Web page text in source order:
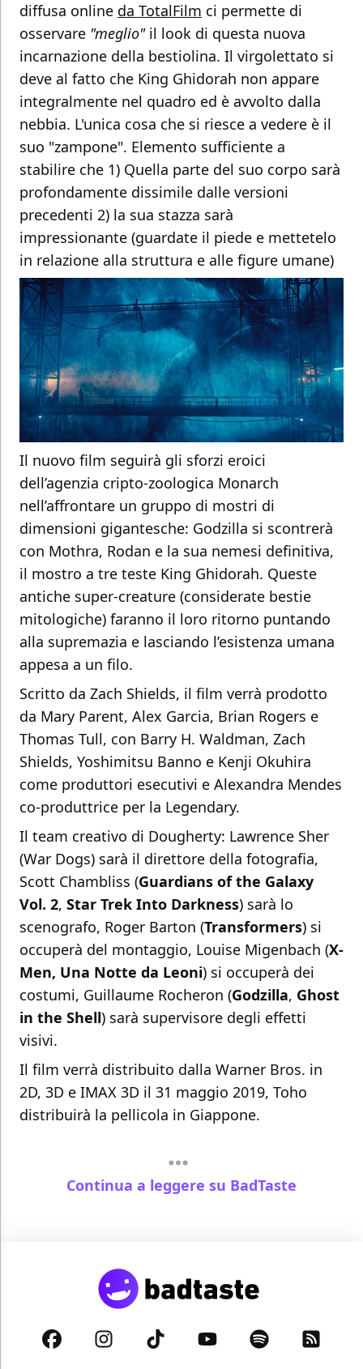
diffusa online da TotalFilm ci permette di
osservare "meglio"il look di questa nuova
incarnazione della bestiolina. Il virgolettato si
deve al fatto che King Ghidorah non appare
integralmente nel quadro ed è avvolto dalla
nebbia. L'unica cosa che si riesce a vedere è il
suo "zampone". Elemento sufficiente a
stabilire che 1) Quella parte del suo corpo sarà
profondamente dissimile dalle versioni
precedenti 2) la sua stazza sarà
impressionante (guardate il piede e mettetelo
in relazione alla struttura e alle figure umane)
Il nuovo film seguirà gli sforzi eroici
dell’agenzia cripto-zoologica Monarch
nell’affrontare un gruppo di mostri di
dimensioni gigantesche: Godzilla si scontrerà
con Mothra, Rodan e la sua nemesi definitiva,
il mostro a tre teste King Ghidorah. Queste
antiche super-creature (considerate bestie
mitologiche) faranno il loro ritorno puntando
alla supremazia e lasciando l’esistenza umana
appesa a un filo.
Scritto da Zach Shields, il film verrà prodotto
da Mary Parent, Alex Garcia, Brian Rogers e
Thomas Tull, con Barry H. Waldman, Zach
Shields, Yoshimitsu Banno e Kenji Okuhira
come produttori esecutivi e Alexandra Mendes
co-produttrice per la Legendary.
Il team creativo di Dougherty: Lawrence Sher
(War Dogs) sarà il direttore della fotografia,
Scott Chambliss (Guardians of the Galaxy
Vol. 2, Star Trek Into Darkness) sarà lo
scenografo, Roger Barton (Transformers) si
occuperà del montaggio, Louise Migenbach (X-
Men, Una Notte da Leoni) si occuperà dei
costumi, Guillaume Rocheron (Godzilla, Ghost
in the Shell) sarà supervisore degli effetti
visivi.
Il film verrà distribuito dalla Warner Bros. in
2D, 3D e IMAX 3D il 31 maggio 2019, Toho
distribuirà la pellicola in Giappone.
Continua a leggere su BadTaste